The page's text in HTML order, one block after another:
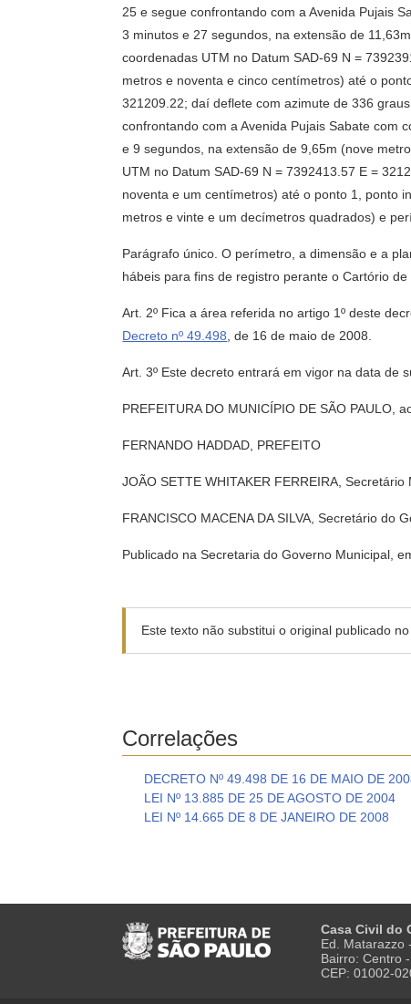
25 e segue confrontando com a Avenida Pujais
3 minutos e 27 segundos, na extensão de
coordenadas UTM no Datum SAD-69 N =
metros e noventa e cinco centímetros) até o
321209.22; daí deflete com azimute de 336
confrontando com a Avenida Pujais Sabate com
e 9 segundos, na extensão de 9,65m (nove
UTM no Datum SAD-69 N = 7392413.57 E =
noventa e um centímetros) até o ponto 1, ponto
metros e vinte e um decímetros quadrados) e
Parágrafo único. O perímetro, a dimensão e a
hábeis para fins de registro perante o Cartório de
Art. 2º Fica a área referida no artigo 1º deste
Decreto nº 49.498 , de 16 de maio de 2008.
Art. 3º Este decreto entrará em vigor na data de
PREFEITURA DO MUNICÍPIO DE SÃO PAULO,
FERNANDO HADDAD, PREFEITO
JOÃO SETTE WHITAKER FERREIRA,
FRANCISCO MACENA DA SILVA, Secretário do
Publicado na Secretaria do Governo Municipal,
Este texto não substitui o original publicado
Correlações
DECRETO Nº 49.498 DE 16 DE MAIO DE
LEI Nº 13.885 DE 25 DE AGOSTO DE 2004
LEI Nº 14.665 DE 8 DE JANEIRO DE 2008
Casa Civil do
Ed. Matarazzo
Bairro: Centro
CEP: 01002-